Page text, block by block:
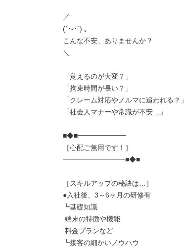
／
(´･-･`).｡
こんな不安、ありませんか？
＼
「覚えるのが大変？」
「拘束時間が長い？」
「クレーム対応やノルマに追われる？」
「社会人マナーや常識が不安…」
■◆■━━━━━━━
［心配ご無用です！］
━━━━━━━━━■◆■
［スキルアップの秘訣は…］
●入社後、3～6ヶ月の研修有
┗基礎知識
┗接客の細かいノウハウ